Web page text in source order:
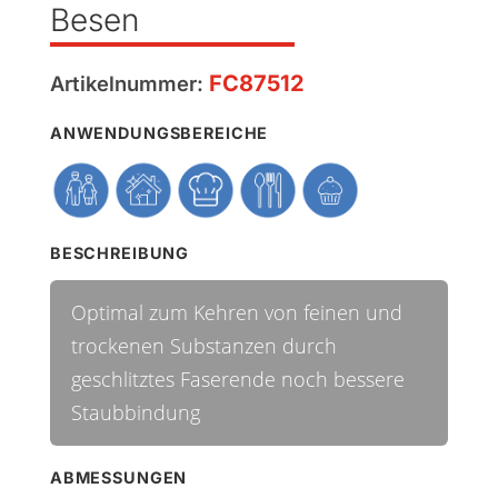
Besen
Artikelnummer: FC87512
ANWENDUNGSBEREICHE
BESCHREIBUNG
Optimal zum Kehren von feinen und
trockenen Substanzen durch
geschlitztes Faserende noch bessere
Staubbindung
ABMESSUNGEN